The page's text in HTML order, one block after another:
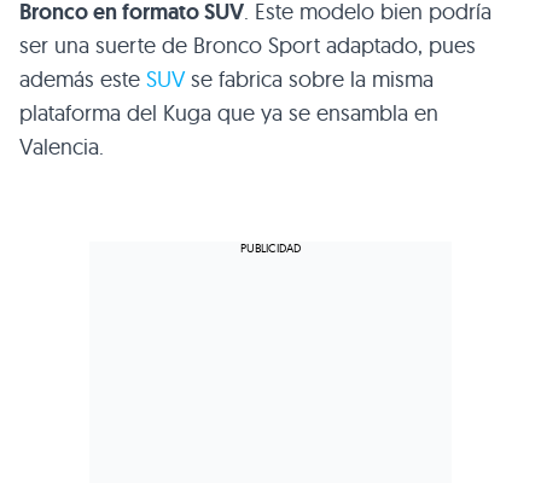
Bronco en formato SUV. Este modelo bien podría
ser una suerte de Bronco Sport adaptado, pues
además este SUVse fabrica sobre la misma
plataforma del Kuga que ya se ensambla en
Valencia.